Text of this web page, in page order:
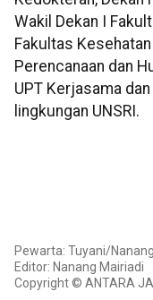
Wakil Dekan I
Fakultas
Perencanaan dan
UPT Kerjasama
lingkungan UNSRI.
Pewarta: Tuyani/
Editor: Nanang Mairiadi
Copyright © ANTARA